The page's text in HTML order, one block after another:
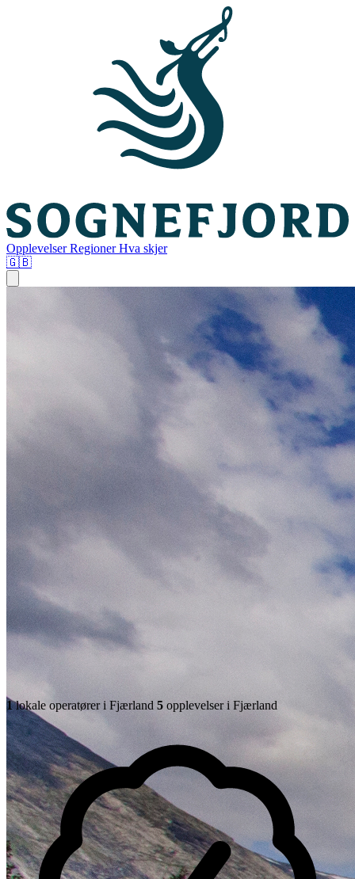
OpplevelserRegionerHva skjer
🇬🇧
1lokale operatøreri Fjærland 5 opplevelseri Fjærland